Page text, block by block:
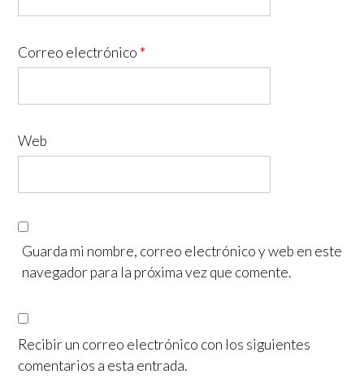
Correo electrónico *
Web
Guarda mi nombre, correo electrónico y web en este
navegador para la próxima vez que comente.
Recibir un correo electrónico con los siguientes
comentarios a esta entrada.